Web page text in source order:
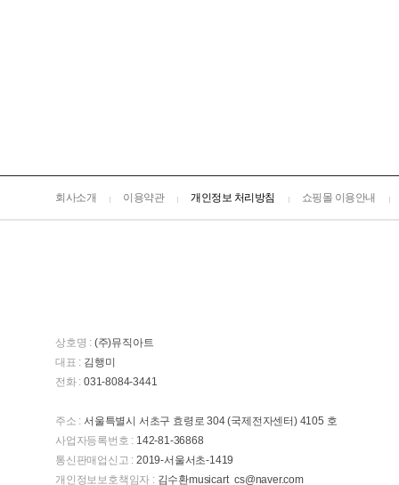
회사소개 이용약관 개인정보 처리방침 쇼핑몰 이용안내
상호명 : (주)뮤직아트
대표 : 김행미
전화 : 031-8084-3441
주소 : 서울특별시 서초구 효령로 304 (국제전자센터) 4105 호
사업자등록번호 : 142-81-36868
통신판매업신고 :2019-서울서초-1419
개인정보보호책임자 :김수환musicart_cs@naver.com